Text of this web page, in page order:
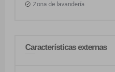
Zona de lavandería
Características externas